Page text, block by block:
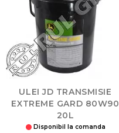
ULEI JD TRANSMISIE
EXTREME GARD 80W90
20L
Disponibil la comanda